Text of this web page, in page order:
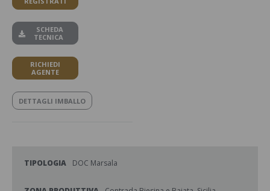
SCHEDA
TECNICA
RICHIEDI
AGENTE
DETTAGLI IMBALLO
TIPOLOGIA DOC Marsala